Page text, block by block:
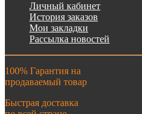
Личный кабинет
История заказов
Мои закладки
Рассылка новостей
100% Гарантия на
продаваемый товар
Быстрая доставка